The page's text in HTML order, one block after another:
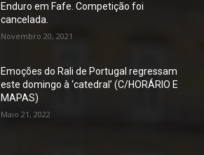
Enduro em Fafe. Competição foi
cancelada.
Novembro 20, 2021
Emoções do Rali de Portugal regressam
este domingo à ‘catedral’ (C/HORÁRIO E
MAPAS)
Maio 21, 2022